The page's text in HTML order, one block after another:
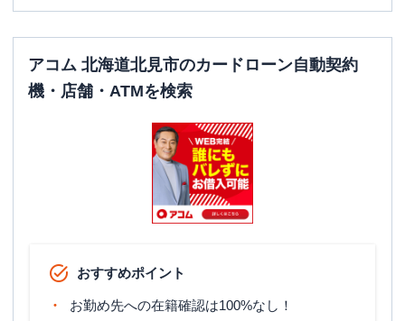
アコム 北海道北見市のカードローン自動契約
機・店舗・ATMを検索
おすすめポイント
お勤め先への在籍確認は100%なし！